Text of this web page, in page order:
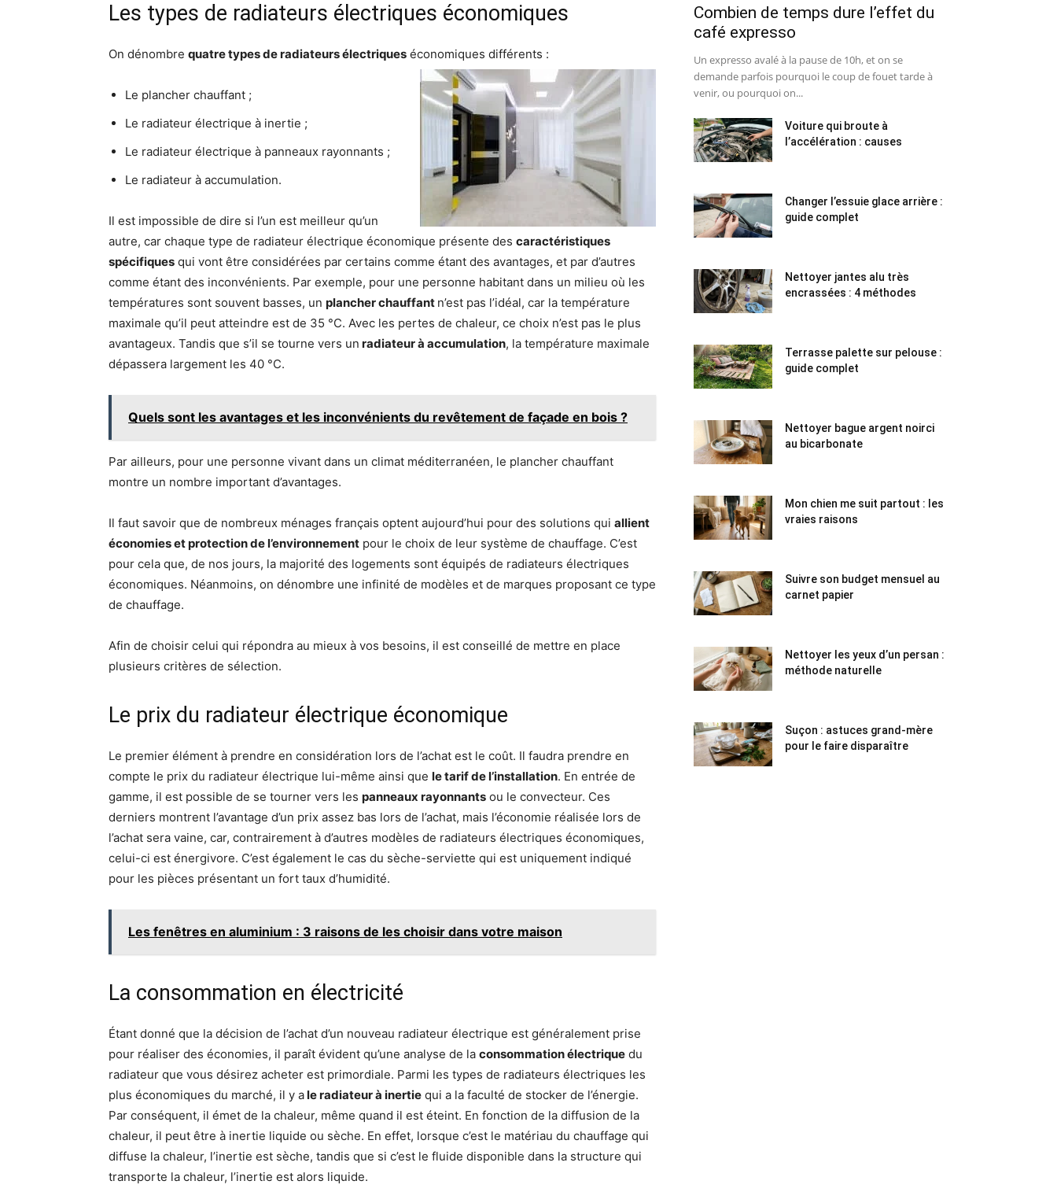
Les types de radiateurs électriques économiques
On dénombre quatre types de radiateurs électriques économiques différents :
Le plancher chauffant ;
Le radiateur électrique à inertie ;
Le radiateur électrique à panneaux rayonnants ;
Le radiateur à accumulation.
Il est impossible de dire si l’un est meilleur qu’un
autre, car chaque type de radiateur électrique économique présente des caractéristiques
spécifiques qui vont être considérées par certains comme étant des avantages, et par d’autres
comme étant des inconvénients. Par exemple, pour une personne habitant dans un milieu où les
températures sont souvent basses, un plancher chauffant n’est pas l’idéal, car la température
maximale qu’il peut atteindre est de 35 °C. Avec les pertes de chaleur, ce choix n’est pas le plus
avantageux. Tandis que s’il se tourne vers un radiateur à accumulation, la température maximale
dépassera largement les 40 °C.
Quels sont les avantages et les inconvénients du revêtement de façade en bois ?
Par ailleurs, pour une personne vivant dans un climat méditerranéen, le plancher chauffant
montre un nombre important d’avantages.
Il faut savoir que de nombreux ménages français optent aujourd’hui pour des solutions qui allient
économies et protection de l’environnement pour le choix de leur système de chauffage. C’est
pour cela que, de nos jours, la majorité des logements sont équipés de radiateurs électriques
économiques. Néanmoins, on dénombre une infinité de modèles et de marques proposant ce type
de chauffage.
Afin de choisir celui qui répondra au mieux à vos besoins, il est conseillé de mettre en place
plusieurs critères de sélection.
Le prix du radiateur électrique économique
Le premier élément à prendre en considération lors de l’achat est le coût. Il faudra prendre en
compte le prix du radiateur électrique lui-même ainsi que le tarif de l’installation. En entrée de
gamme, il est possible de se tourner vers les panneaux rayonnants ou le convecteur. Ces
derniers montrent l’avantage d’un prix assez bas lors de l’achat, mais l’économie réalisée lors de
l’achat sera vaine, car, contrairement à d’autres modèles de radiateurs électriques économiques,
celui-ci est énergivore. C’est également le cas du sèche-serviette qui est uniquement indiqué
pour les pièces présentant un fort taux d’humidité.
Les fenêtres en aluminium : 3 raisons de les choisir dans votre maison
La consommation en électricité
Étant donné que la décision de l’achat d’un nouveau radiateur électrique est généralement prise
pour réaliser des économies, il paraît évident qu’une analyse de la consommation électrique du
radiateur que vous désirez acheter est primordiale. Parmi les types de radiateurs électriques les
plus économiques du marché, il y ale radiateur à inertie qui a la faculté de stocker de l’énergie.
Par conséquent, il émet de la chaleur, même quand il est éteint. En fonction de la diffusion de la
chaleur, il peut être à inertie liquide ou sèche. En effet, lorsque c’est le matériau du chauffage qui
diffuse la chaleur, l’inertie est sèche, tandis que si c’est le fluide disponible dans la structure qui
transporte la chaleur, l’inertie est alors liquide.
Combien de temps dure l’effet du
café expresso
Un expresso avalé à la pause de 10h, et on se
demande parfois pourquoi le coup de fouet tarde à
venir, ou pourquoi on...
Voiture qui broute à
l’accélération : causes
Changer l’essuie glace arrière :
guide complet
Nettoyer jantes alu très
encrassées : 4 méthodes
Terrasse palette sur pelouse :
guide complet
Nettoyer bague argent noirci
au bicarbonate
Mon chien me suit partout : les
vraies raisons
Suivre son budget mensuel au
carnet papier
Nettoyer les yeux d’un persan :
méthode naturelle
Suçon : astuces grand-mère
pour le faire disparaître